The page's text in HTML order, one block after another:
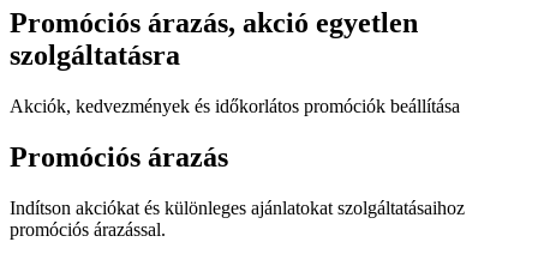
Promóciós árazás, akció egyetlen
szolgáltatásra
Akciók, kedvezmények és időkorlátos promóciók beállítása
Promóciós árazás
Indítson akciókat és különleges ajánlatokat szolgáltatásaihoz
promóciós árazással.